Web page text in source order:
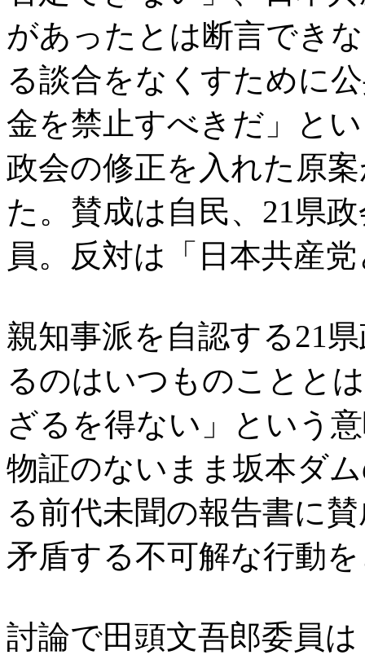
があったとは断言でき
る談合をなくすために
金を禁止すべきだ」と
政会の修正を入れた原
た。賛成は自民、21県
員。反対は「日本共産
親知事派を自認する21
るのはいつものことと
ざるを得ない」という
物証のないまま坂本ダ
る前代未聞の報告書に
矛盾する不可解な行動
討論で田頭文吾郎委員